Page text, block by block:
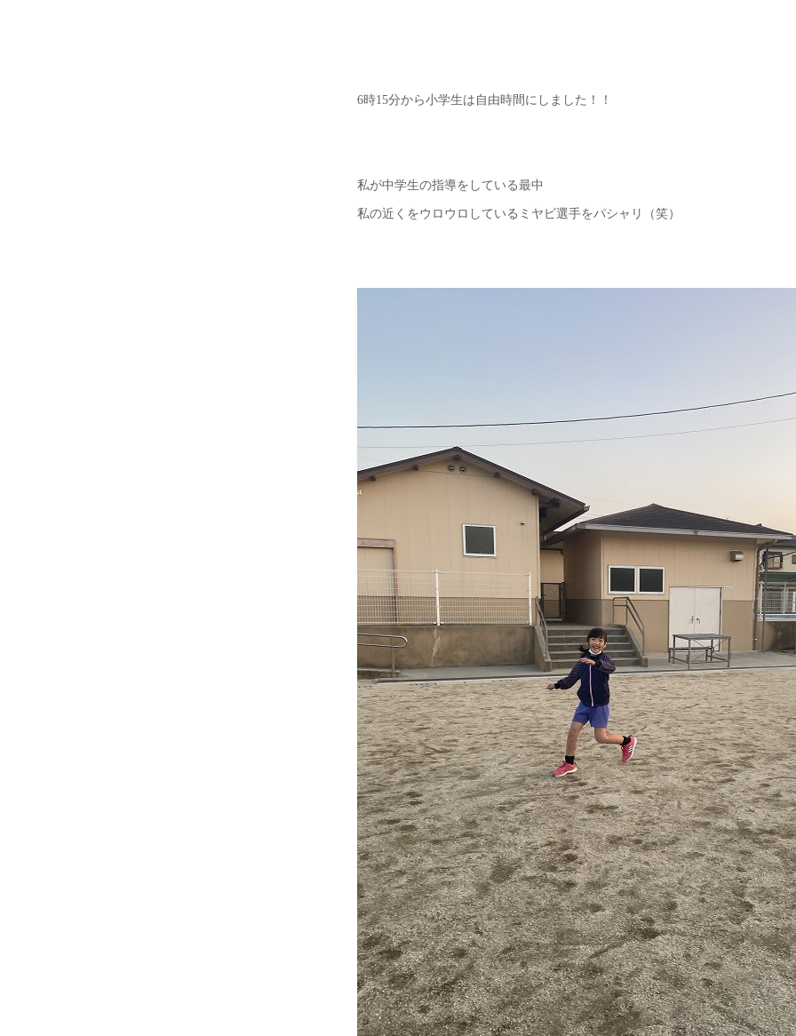
6時15分から小学生は自由時間にしました！！
私が中学生の指導をしている最中
私の近くをウロウロしているミヤビ選手をパシャリ（笑）